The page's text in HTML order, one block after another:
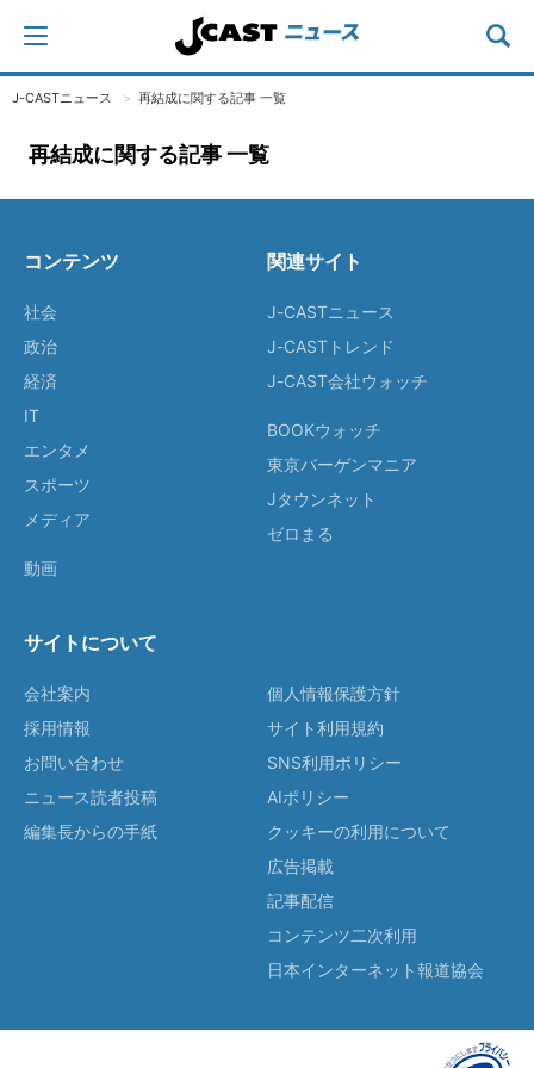
J-CASTニュース 再結成に関する記事 一覧
再結成に関する記事 一覧
コンテンツ
社会
政治
経済
IT
エンタメ
スポーツ
メディア
動画
関連サイト
J-CASTニュース
J-CASTトレンド
J-CAST会社ウォッチ
BOOKウォッチ
東京バーゲンマニア
Jタウンネット
ゼロまる
サイトについて
会社案内
採用情報
お問い合わせ
ニュース読者投稿
編集長からの手紙
個人情報保護方針
サイト利用規約
SNS利用ポリシー
AIポリシー
クッキーの利用について
広告掲載
記事配信
コンテンツ二次利用
日本インターネット報道協会